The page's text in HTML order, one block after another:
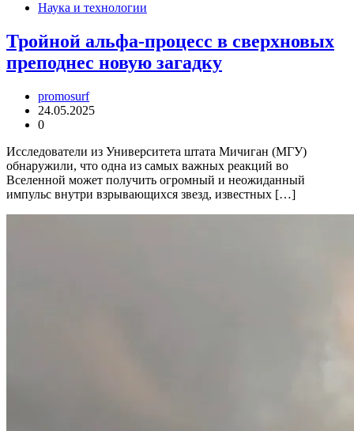
Наука и технологии
Тройной альфа-процесс в сверхновых
преподнес новую загадку
promosurf
24.05.2025
0
Исследователи из Университета штата Мичиган (МГУ)
обнаружили, что одна из самых важных реакций во
Вселенной может получить огромный и неожиданный
импульс внутри взрывающихся звезд, известных […]